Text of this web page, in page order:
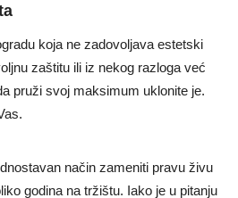
koja ne zadovoljava estetski
zaštitu ili iz nekog razloga već
pruži svoj maksimum uklonite je.
način zameniti pravu živu
godina na tržištu. Iako je u pitanju